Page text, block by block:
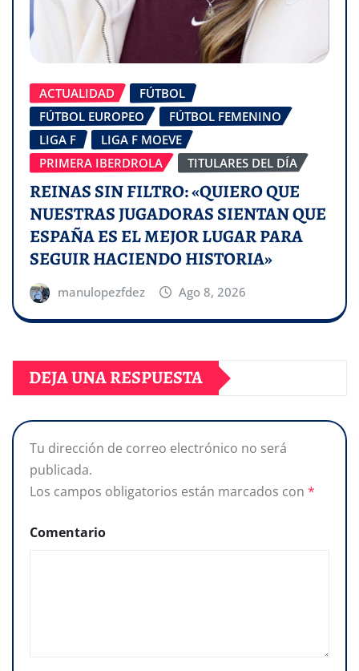
ACTUALIDAD
FÚTBOL
FÚTBOL EUROPEO
FÚTBOL FEMENINO
LIGA F
LIGA F MOEVE
PRIMERA IBERDROLA
TITULARES DEL DÍA
REINAS SIN FILTRO: «QUIERO QUE
NUESTRAS JUGADORAS SIENTAN QUE
ESPAÑA ES EL MEJOR LUGAR PARA
SEGUIR HACIENDO HISTORIA»
manulopezfdez Ago 8, 2026
DEJA UNA RESPUESTA
Tu dirección de correo electrónico no será
publicada.
Los campos obligatorios están marcados con *
Comentario